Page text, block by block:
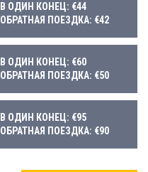
В ОДИН КОНЕЦ: €44
ОБРАТНАЯ ПОЕЗДКА: €42
В ОДИН КОНЕЦ: €60
ОБРАТНАЯ ПОЕЗДКА: €50
В ОДИН КОНЕЦ: €95
ОБРАТНАЯ ПОЕЗДКА: €90